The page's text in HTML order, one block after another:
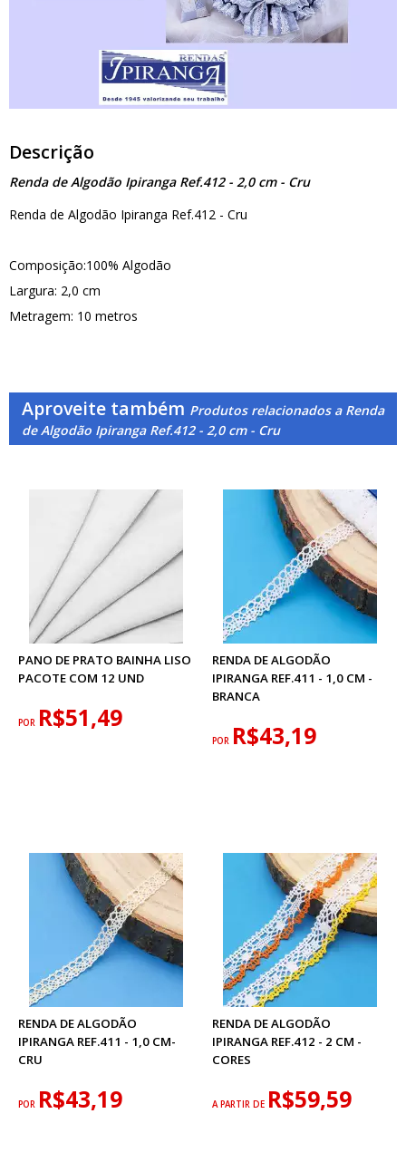
Descrição
Renda de Algodão Ipiranga Ref.412 - 2,0 cm - Cru
Renda de Algodão Ipiranga Ref.412 - Cru
Composição:100% Algodão
Largura: 2,0 cm
Metragem: 10 metros
Aproveite também Produtos relacionados a Renda
de Algodão Ipiranga Ref.412 - 2,0 cm - Cru
PANO DE PRATO BAINHA LISO
PACOTE COM 12 UND
POR R$51,49
RENDA DE ALGODÃO
IPIRANGA REF.411 - 1,0 CM -
BRANCA
POR R$43,19
RENDA DE ALGODÃO
IPIRANGA REF.411 - 1,0 CM-
CRU
POR R$43,19
RENDA DE ALGODÃO
IPIRANGA REF.412 - 2 CM -
CORES
A PARTIR DE R$59,59